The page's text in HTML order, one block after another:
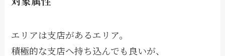
エリアは支店があるエリア。
積極的な支店へ持ち込んでも良いが、